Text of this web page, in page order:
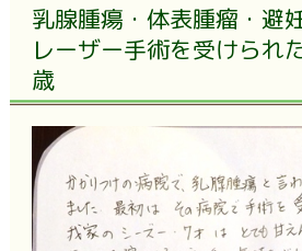
乳腺腫瘍・体表腫瘤・避
レーザー手術を受けられ
歳